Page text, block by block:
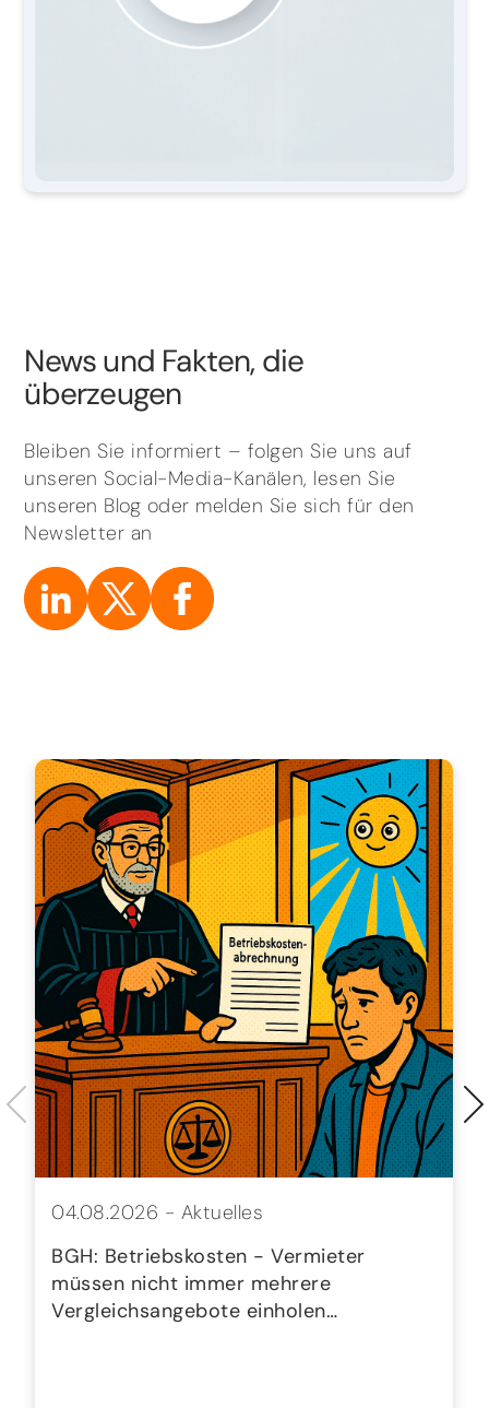
News und Fakten, die
überzeugen
Bleiben Sie informiert – folgen Sie uns auf
unseren Social-Media-Kanälen, lesen Sie
unseren Blog oder melden Sie sich für den
Newsletter an
04.08.2026 - Aktuelles
BGH: Betriebskosten - Vermieter
müssen nicht immer mehrere
Vergleichsangebote einholen…